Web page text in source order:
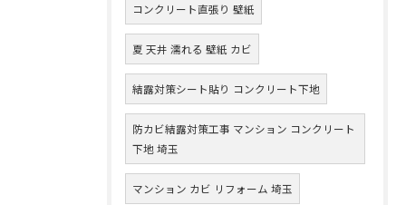
コンクリート直張り 壁紙
夏 天井 濡れる 壁紙 カビ
結露対策シート貼り コンクリート下地
防カビ結露対策工事 マンション コンクリート
下地 埼玉
マンション カビ リフォーム 埼玉